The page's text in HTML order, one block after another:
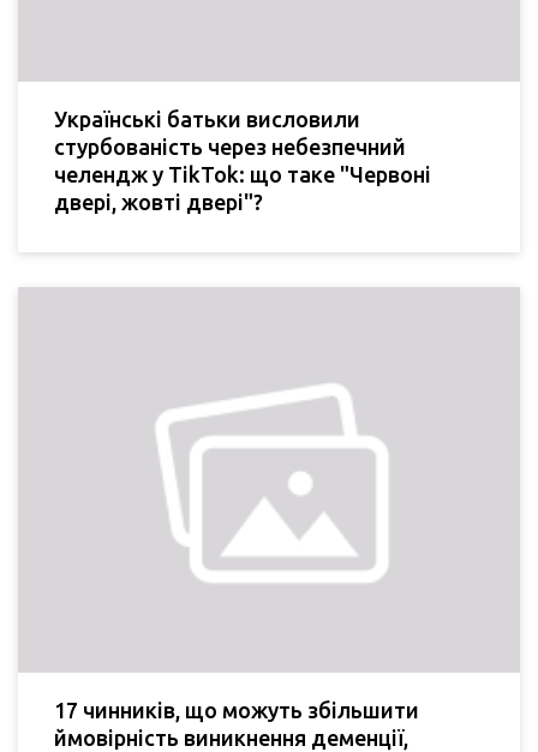
Українські батьки висловили
стурбованість через небезпечний
челендж у TikTok: що таке "Червоні
двері, жовті двері"?
17 чинників, що можуть збільшити
ймовірність виникнення деменції,